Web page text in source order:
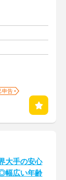
申告
大手の安心
幅広い年齢